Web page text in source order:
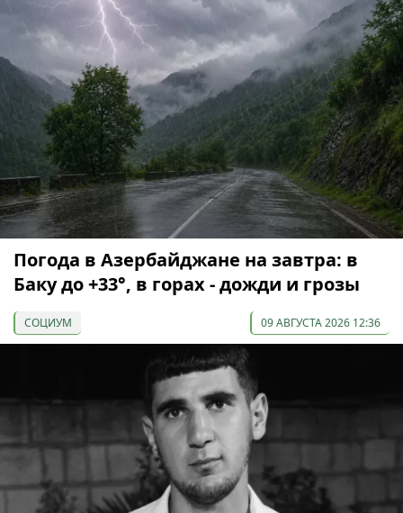
Погода в Азербайджане на завтра: в
Баку до +33°, в горах - дожди и грозы
СОЦИУМ 09 АВГУСТА 2026 12:36